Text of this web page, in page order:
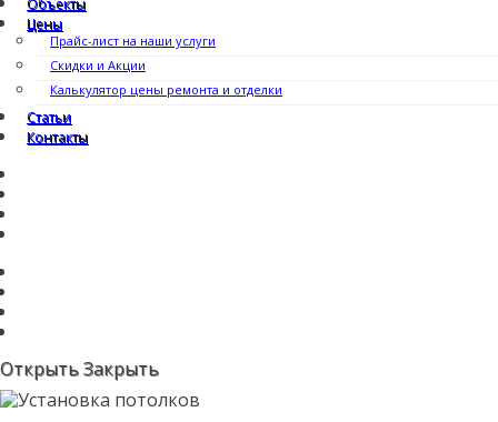
Объекты
Цены
Прайс-лист на наши услуги
Скидки и Акции
Калькулятор цены ремонта и отделки
Статьи
Контакты
ОткрытьЗакрыть